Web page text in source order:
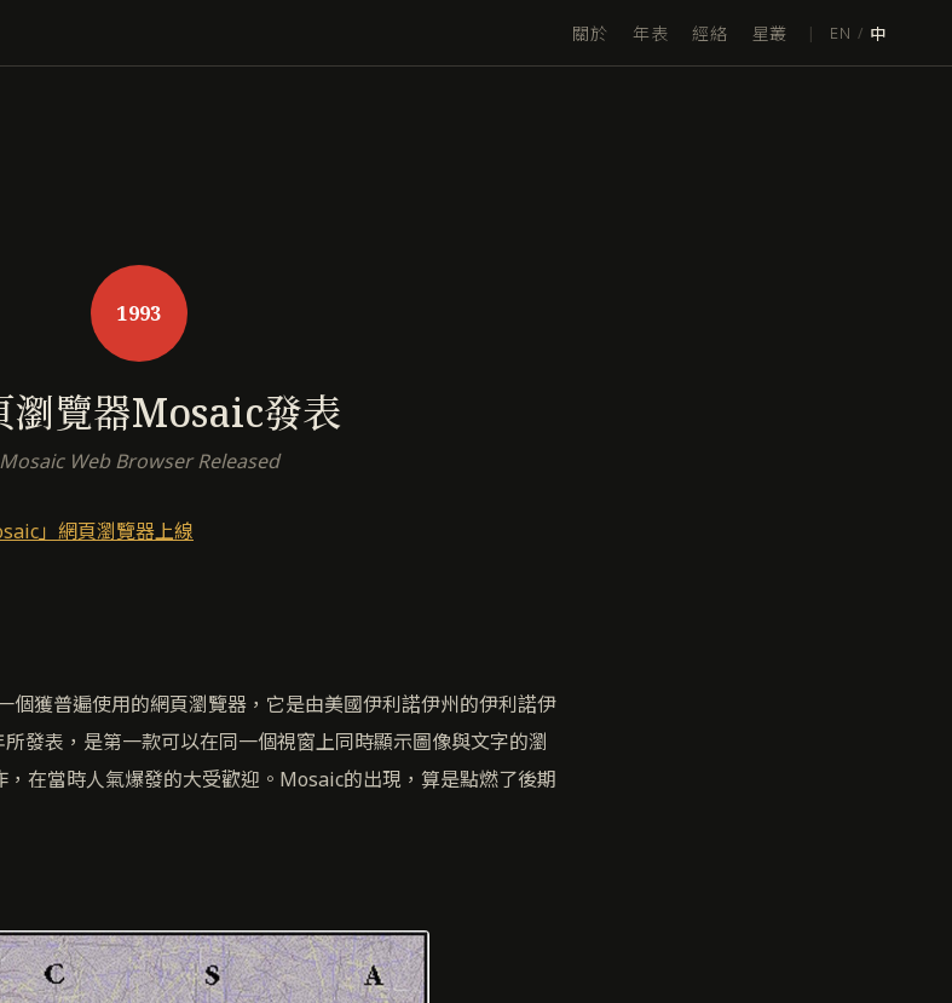
關於 年表 經絡 星叢 | EN / 中
1993
瀏覽器Mosaic發表
Mosaic Web Browser Released
」網頁瀏覽器上線
個獲普遍使用的網頁瀏覽器，它是由美國伊利諾伊州的伊利諾伊
發表，是第一款可以在同一個視窗上同時顯示圖像與文字的瀏
在當時人氣爆發的大受歡迎。Mosaic的出現，算是點燃了後期